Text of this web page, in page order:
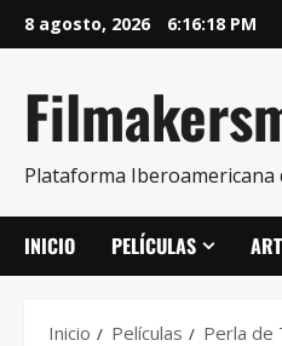
8 agosto, 2026 6:16:19 PM
Plataforma Iberoamericana
INICIO PELÍCULAS
Inicio Películas Perla de